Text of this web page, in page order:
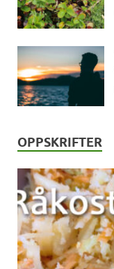
OPPSKRIFTER